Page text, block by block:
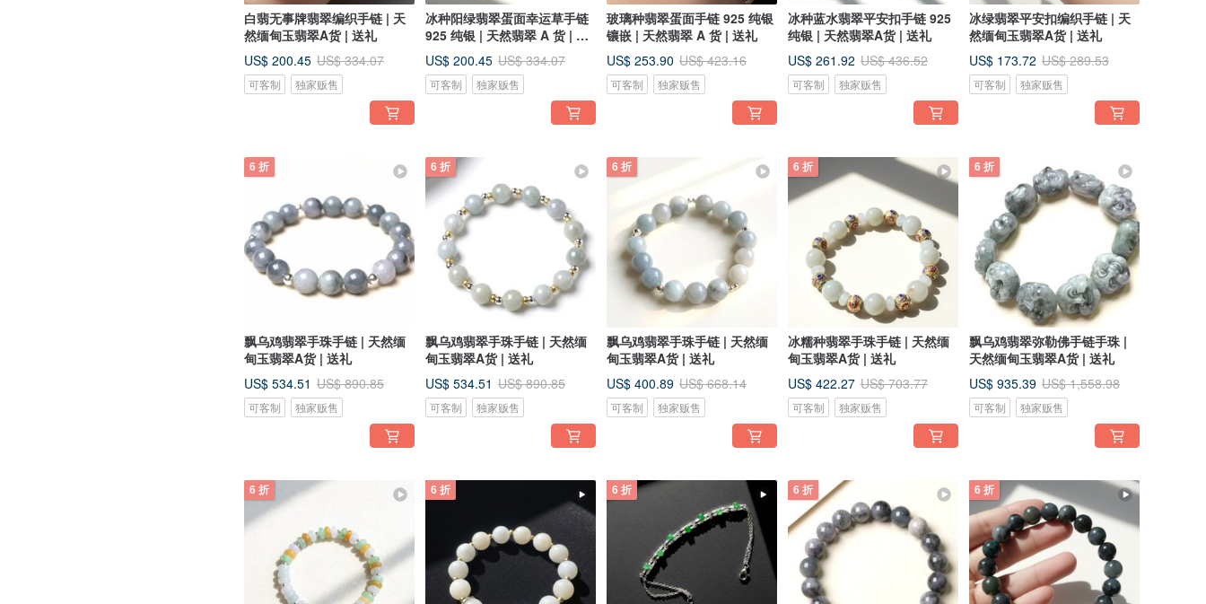
白翡无事牌翡翠编织手链 | 天
然缅甸玉翡翠A货 | 送礼
US$ 200.45 US$ 334.07
可客制 独家贩售
冰种阳绿翡翠蛋面幸运草手链
925 纯银 | 天然翡翠 A 货 | 送
礼
US$ 200.45 US$ 334.07
可客制 独家贩售
玻璃种翡翠蛋面手链 925 纯银
镶嵌 | 天然翡翠 A 货 | 送礼
US$ 253.90 US$ 423.16
可客制 独家贩售
冰种蓝水翡翠平安扣手链 925
纯银 | 天然翡翠A货 | 送礼
US$ 261.92 US$ 436.52
可客制 独家贩售
冰绿翡翠平安扣编织手链 | 天
然缅甸玉翡翠A货 | 送礼
US$ 173.72 US$ 289.53
可客制 独家贩售
6 折
飘乌鸡翡翠手珠手链 | 天然缅
甸玉翡翠A货 | 送礼
US$ 534.51 US$ 890.85
可客制 独家贩售
6 折
飘乌鸡翡翠手珠手链 | 天然缅
甸玉翡翠A货 | 送礼
US$ 534.51 US$ 890.85
可客制 独家贩售
6 折
飘乌鸡翡翠手珠手链 | 天然缅
甸玉翡翠A货 | 送礼
US$ 400.89 US$ 668.14
可客制 独家贩售
6 折
冰糯种翡翠手珠手链 | 天然缅
甸玉翡翠A货 | 送礼
US$ 422.27 US$ 703.77
可客制 独家贩售
6 折
飘乌鸡翡翠弥勒佛手链手珠 |
天然缅甸玉翡翠A货 | 送礼
US$ 935.39 US$ 1,558.98
可客制 独家贩售
6 折 6 折 6 折 6 折 6 折